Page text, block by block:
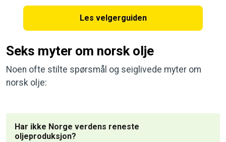
Les velgerguiden
Seks myter om norsk olje
Noen ofte stilte spørsmål og seiglivede myter om
norsk olje:
Har ikke Norge verdens reneste
oljeproduksjon?